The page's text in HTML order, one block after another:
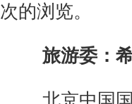
次的浏览。
旅游委：
北京中国